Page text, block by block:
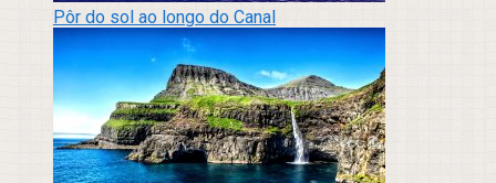
Pôr do sol ao longo do Canal